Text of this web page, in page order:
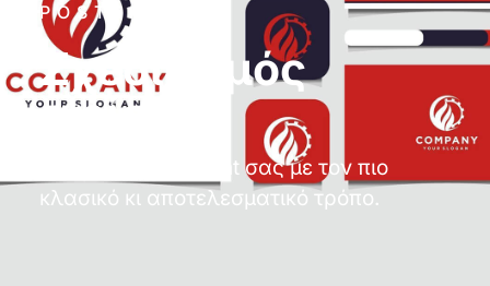
POSTER
Σχεδιασμός
αφίσας
Διαφημίστε το event σας με τον πιο
κλασικό κι αποτελεσματικό τρόπο.